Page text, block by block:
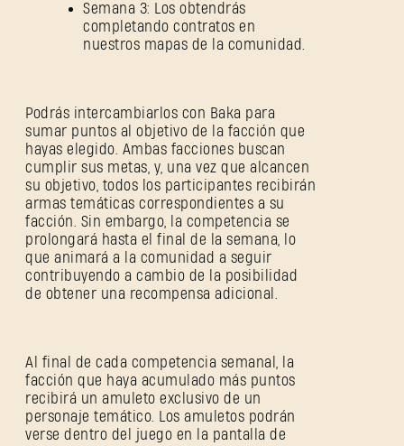
Semana 3: Los obtendrás
completando contratos en
nuestros mapas de la comunidad.
Podrás intercambiarlos con Baka para
sumar puntos al objetivo de la facción que
hayas elegido. Ambas facciones buscan
cumplir sus metas, y, una vez que alcancen
su objetivo, todos los participantes recibirán
armas temáticas correspondientes a su
facción. Sin embargo, la competencia se
prolongará hasta el final de la semana, lo
que animará a la comunidad a seguir
contribuyendo a cambio de la posibilidad
de obtener una recompensa adicional.
Al final de cada competencia semanal, la
facción que haya acumulado más puntos
recibirá un amuleto exclusivo de un
personaje temático. Los amuletos podrán
verse dentro del juego en la pantalla de